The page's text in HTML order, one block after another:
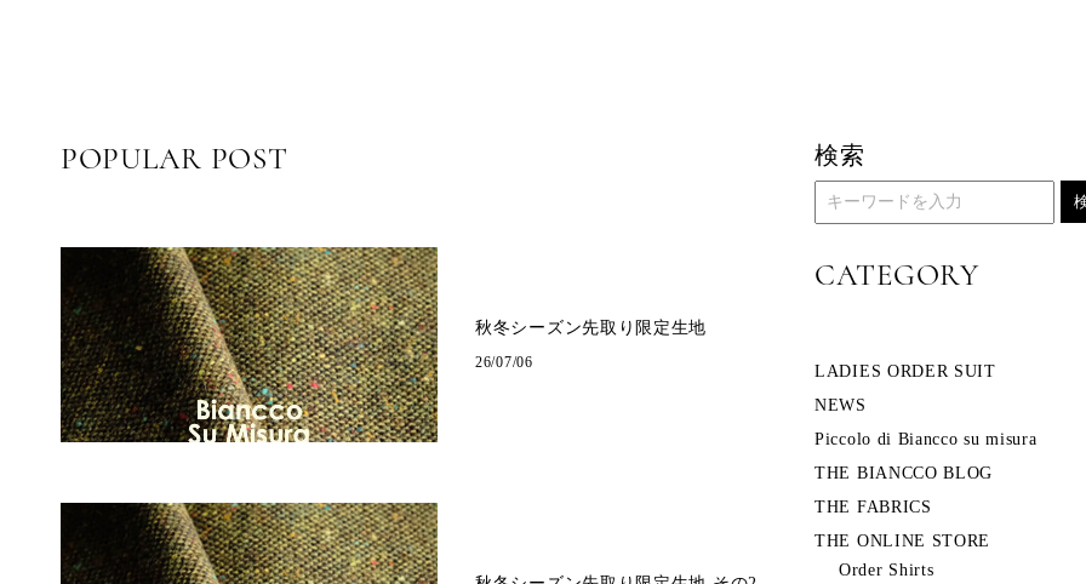
POPULAR POST
秋冬シーズン先取り限定生地
26/07/06
検索
CATEGORY
LADIES ORDER SUIT
NEWS
Piccolo di Biancco su misura
THE BIANCCO BLOG
THE FABRICS
THE ONLINE STORE
Order Shirts